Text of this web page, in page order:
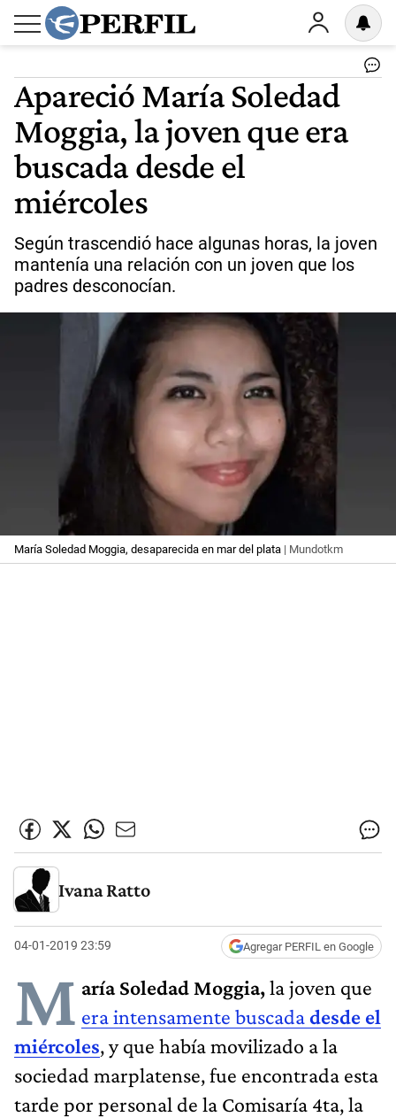
Apareció María Soledad
Moggia, la joven que era
buscada desde el
miércoles
Según trascendió hace algunas horas, la joven
mantenía una relación con un joven que los
padres desconocían.
María Soledad Moggia, desaparecida en mar del plata | Mundotkm
Ivana Ratto
04-01-2019 23:59 Agregar PERFIL en Google
M aría Soledad Moggia,la joven que
era intensamente buscadadesde el
miércoles, y que había movilizado a la
sociedad marplatense, fue encontrada esta
tarde por personal de la Comisaría 4ta, la